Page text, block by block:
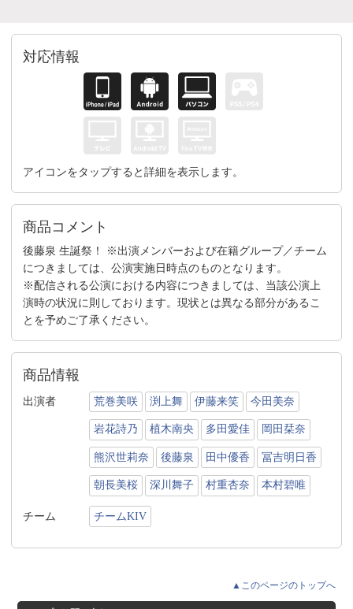
対応情報
アイコンをタップすると詳細を表示します。
商品コメント
後藤泉 生誕祭！ ※出演メンバーおよび在籍グループ／チーム
につきましては、公演実施日時点のものとなります。
※配信される公演における内容につきましては、当該公演上
演時の状況に則しております。現状とは異なる部分があるこ
とを予めご了承ください。
商品情報
出演者 荒巻美咲 渕上舞 伊藤来笑 今田美奈
岩花詩乃 植木南央 多田愛佳 岡田栞奈
熊沢世莉奈 後藤泉 田中優香 冨吉明日香
朝長美桜 深川舞子 村重杏奈 本村碧唯
チーム チームKIV
▲このページのトップへ